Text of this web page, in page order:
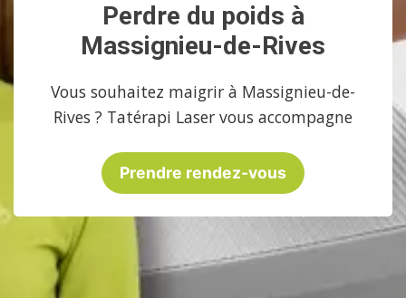
Perdre du poids à
Massignieu-de-Rives
Vous souhaitez maigrir à Massignieu-de-
Rives ? Tatérapi Laser vous accompagne
Prendre rendez-vous